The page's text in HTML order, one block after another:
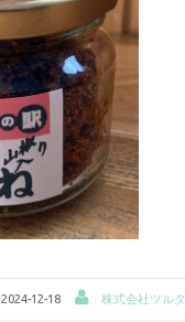
2024-12-18 株式会社ツルタ